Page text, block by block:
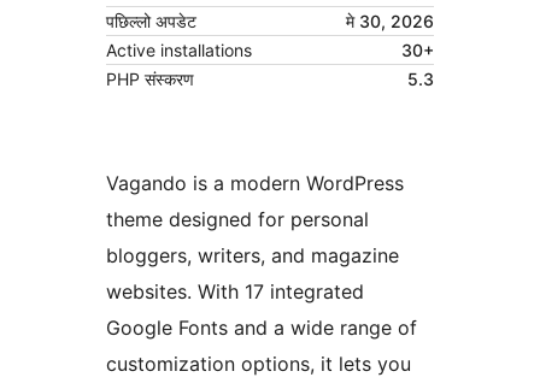
पछिल्लो अपडेट
मे 30, 2026
Active installations
30+
PHP संस्करण
5.3
Vagando is a modern WordPress
theme designed for personal
bloggers, writers, and magazine
websites. With 17 integrated
Google Fonts and a wide range of
customization options, it lets you